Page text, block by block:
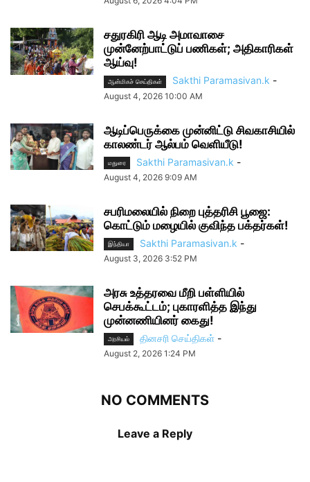
சதுரகிரி ஆடி அமாவாசை
முன்னேற்பாட்டுப் பணிகள்; அதிகாரிகள்
ஆய்வு!
ஆன்மிகச் செய்திகள் Sakthi Paramasivan.k -
August 4, 2026 10:00 AM
ஆடிப்பெருக்கை முன்னிட்டு சிவகாசியில்
காலண்டர் ஆல்பம் வெளியீடு!
மதுரை Sakthi Paramasivan.k -
August 4, 2026 9:09 AM
சபரிமலையில் நிறை புத்தரிசி பூஜை:
கொட்டும் மழையில் குவிந்த பக்தர்கள்!
இந்தியா Sakthi Paramasivan.k -
August 3, 2026 3:52 PM
அரசு உத்தரவை மீறி பள்ளியில்
செபக்கூட்டம்; புகாரளித்த இந்து
முன்னணியினர் கைது!
அரசியல் தினசரி செய்திகள் -
August 2, 2026 1:24 PM
NO COMMENTS
Leave a Reply